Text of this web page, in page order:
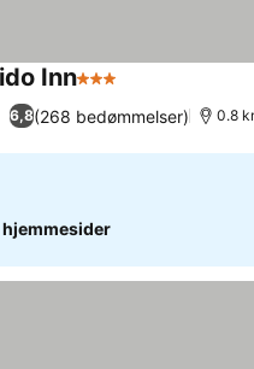
Inn3 Stjerner
6,8(268 bedømmelser) 0.8
hjemmesider